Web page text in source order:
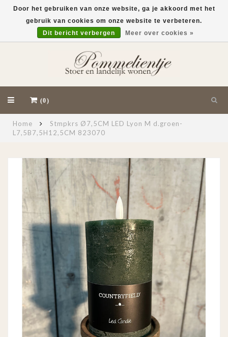
(0)
Home
Stmpkrs Ø7,5CM LED Lyon M d.groen-
L7,5B7,5H12,5CM 823070
Door het gebruiken van onze website, ga je akkoord met het
gebruik van cookies om onze website te verbeteren.
Dit bericht verbergen
Meer over cookies »